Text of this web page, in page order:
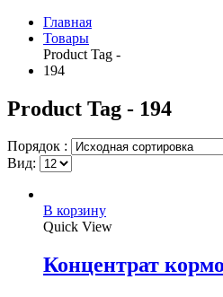
Главная
Товары
Product Tag -
194
Product Tag - 194
Порядок :
Вид:
В корзину
Quick View
Концентрат